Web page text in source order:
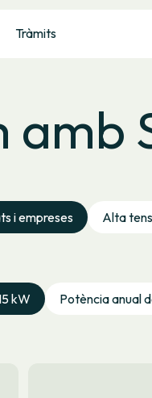
Tràmits
i empreses Alta
kW Potència anual